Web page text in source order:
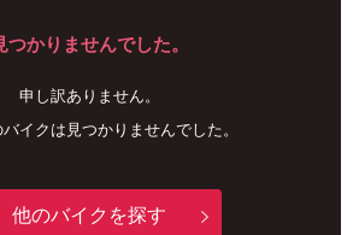
つかりませんでした。
申し訳ありません。
イクは見つかりませんでした。
他のバイクを探す